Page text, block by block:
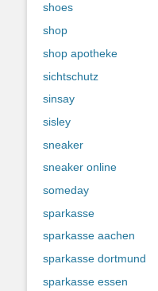
shoes
shop
shop apotheke
sichtschutz
sinsay
sisley
sneaker
sneaker online
someday
sparkasse
sparkasse aachen
sparkasse dortmund
sparkasse essen